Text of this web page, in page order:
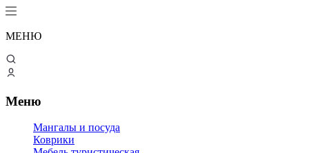
МЕНЮ
Меню
Мангалы и посуда
Коврики